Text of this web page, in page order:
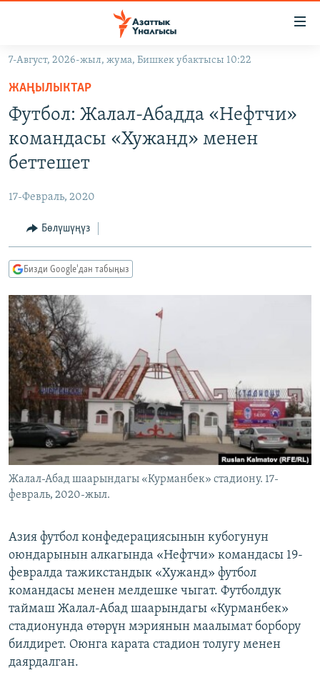
Навигацияга
өтүңүз
Издөөгө
салыңыз
КЫРГЫЗСТАН
МАДАНИЯТ
ДҮЙНӨ
УКРАИНА
ТВ ПРОГРАММАЛАР
БҮГҮН АЗАТТЫКТА
ДАНИСТЕ
ЭЖЕ-СИҢДИЛЕР
АЗАТТЫК+
ЫҢГАЙСЫЗ СУРООЛОР
ПОДКАСТ
Русский
ОНЛАЙН ШЕРИНЕ
ЭЕ/АРнун бардык сайттары
7-Август, 2026-жыл, жума, Бишкек убактысы 10:22
ЖАҢЫЛЫКТАР
Футбол: Жалал-Абадда «Нефтчи»
командасы «Хужанд» менен
беттешет
17-Февраль, 2020
Бөлүшүңүз
Бизди Google'дан табыңыз
Жалал-Абад шаарындагы «Курманбек» стадиону. 17-
февраль, 2020-жыл.
Азия футбол конфедерациясынын кубогунун
оюндарынын алкагында «Нефтчи» командасы 19-
февралда тажикстандык «Хужанд» футбол
командасы менен мелдешке чыгат. Футболдук
таймаш Жалал-Абад шаарындагы «Курманбек»
стадионунда өтөрүн мэриянын маалымат борбору
билдирет. Оюнга карата стадион толугу менен
даярдалган.